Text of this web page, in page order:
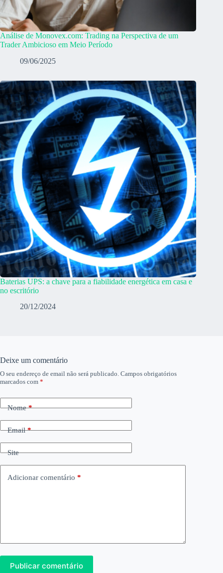
Análise de Monovex.com: Trading na Perspectiva de um
Trader Ambicioso em Meio Período
09/06/2025
Baterias UPS: a chave para a fiabilidade energética em casa e
no escritório
20/12/2024
Deixe um comentário
O seu endereço de email não será publicado. Campos obrigatórios
marcados com *
Nome*
Email*
Site
Adicionar comentário *
Publicar comentário